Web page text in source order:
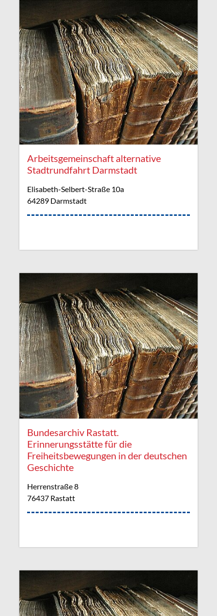
Arbeitsgemeinschaft alternative
Stadtrundfahrt Darmstadt
Elisabeth-Selbert-Straße 10a
64289 Darmstadt
Bundesarchiv Rastatt.
Erinnerungsstätte für die
Freiheitsbewegungen in der deutschen
Geschichte
Herrenstraße 8
76437 Rastatt